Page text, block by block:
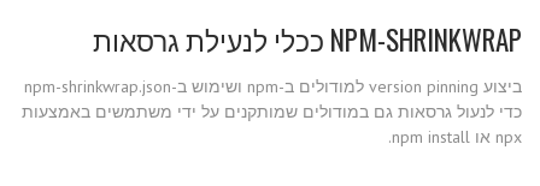
NPM-SHRINKWRAP ככלי לנעילת גרסאות
ביצוע version pinning למודולים ב-npm ושימוש ב-npm-shrinkwrap.json
כדי לנעול גרסאות גם במודולים שמותקנים על ידי משתמשים באמצעות
npx או npm install.